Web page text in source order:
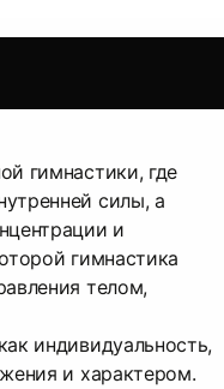
гимнастики, где
силы, а
и
гимнастика
телом,
индивидуальность,
и характером.